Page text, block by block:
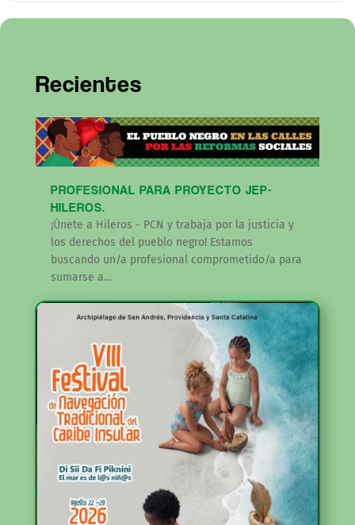
Recientes
PROFESIONAL PARA PROYECTO JEP-
HILEROS.
¡Únete a Hileros - PCN y trabaja por la justicia y
los derechos del pueblo negro! Estamos
buscando un/a profesional comprometido/a para
sumarse a...